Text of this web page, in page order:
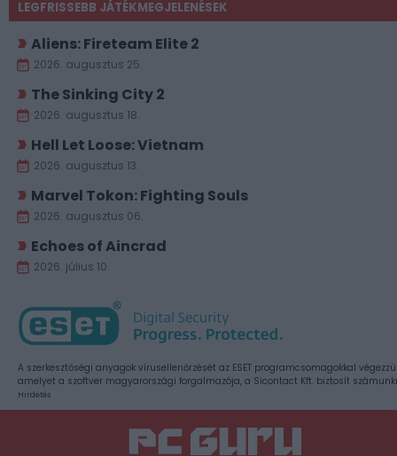
LEGFRISSEBB JÁTÉKMEGJELENÉSEK
Aliens: Fireteam Elite 2
2026. augusztus 25.
The Sinking City 2
2026. augusztus 18.
Hell Let Loose: Vietnam
2026. augusztus 13.
Marvel Tokon: Fighting Souls
2026. augusztus 06.
Echoes of Aincrad
2026. július 10.
A szerkesztőségi anyagok vírusellenőrzését az ESET programcsomagokkal
amelyet a szoftver magyarországi forgalmazója, a Sicontact Kft. biztosít
Hirdetés